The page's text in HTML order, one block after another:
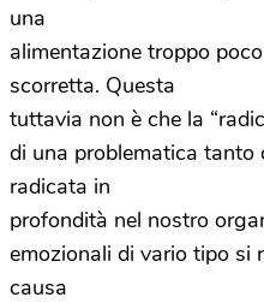
una
alimentazione troppo
scorretta. Questa
tuttavia non è che la
di una problematica
radicata in
profondità nel nostro
emozionali di vario tipo si
causa